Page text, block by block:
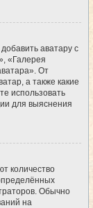
аватару с
«Галерея
От
а также какие
использовать
для выяснения
количество
Обычно
на